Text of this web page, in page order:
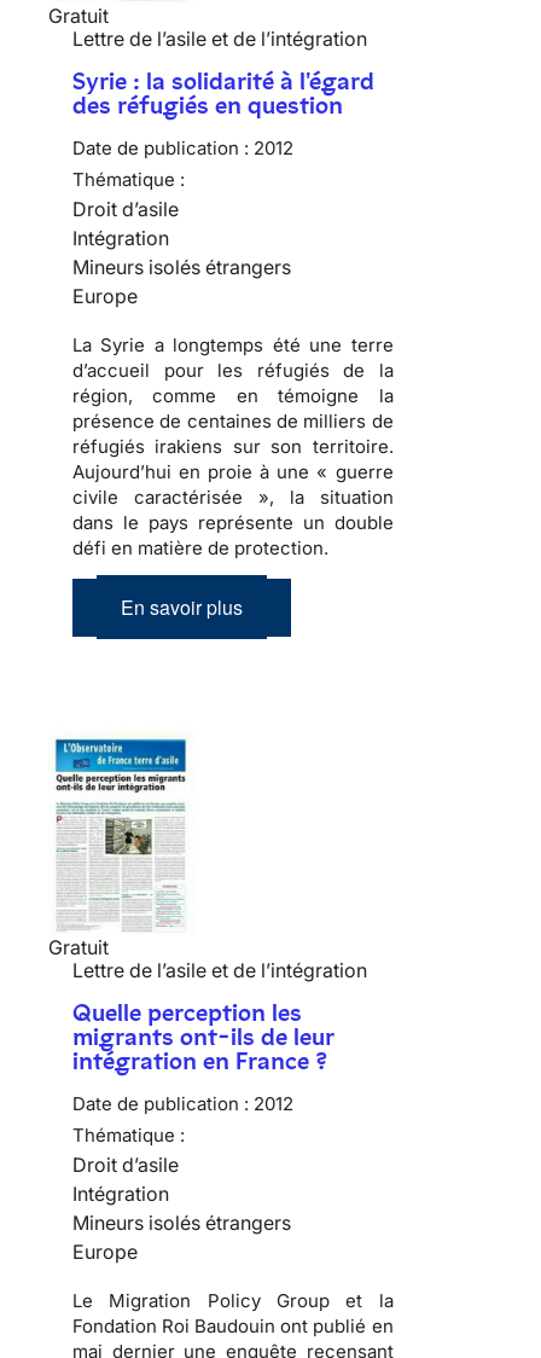
Gratuit
Lettre de l’asile et de l’intégration
Syrie : la solidarité à l'égard
des réfugiés en question
Date de publication : 2012
Thématique :
Droit d’asile
Intégration
Mineurs isolés étrangers
Europe
La Syrie a longtemps été une terre
d’accueil pour les réfugiés de la
région, comme en témoigne la
présence de centaines de milliers de
réfugiés irakiens sur son territoire.
Aujourd’hui en proie à une « guerre
civile caractérisée », la situation
dans le pays représente un double
défi en matière de protection.
En savoir plus
Gratuit
Lettre de l’asile et de l’intégration
Quelle perception les
migrants ont-ils de leur
intégration en France ?
Date de publication : 2012
Thématique :
Droit d’asile
Intégration
Mineurs isolés étrangers
Europe
Le Migration Policy Group et la
Fondation Roi Baudouin ont publié en
mai dernier une enquête recensant